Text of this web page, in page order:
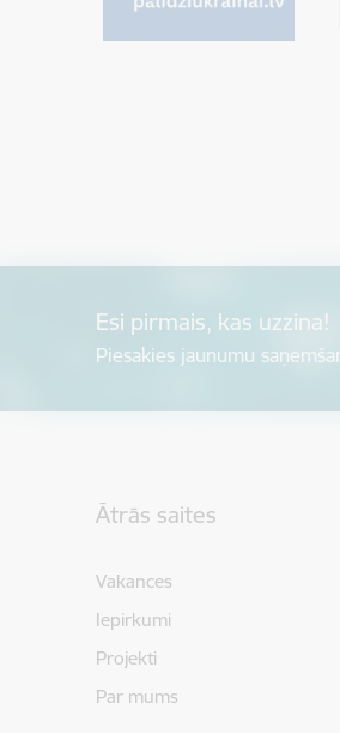
Esi pirmais, kas uzzina!
Piesakies jaunumu
Ātrās saites
Vakances
Iepirkumi
Projekti
Par mums